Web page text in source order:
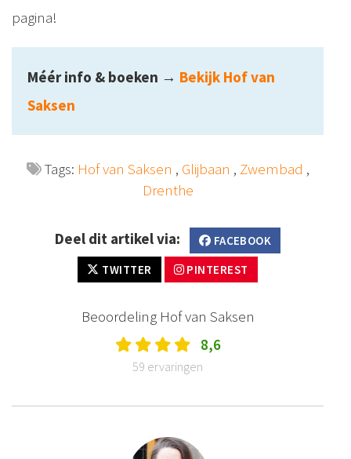
pagina!
Méér info & boeken → Bekijk Hof van
Saksen
Tags: Hof van Saksen , Glijbaan , Zwembad ,
Drenthe
Deel dit artikel via:
FACEBOOK
TWITTER
PINTEREST
Beoordeling Hof van Saksen
8,6
59 ervaringen